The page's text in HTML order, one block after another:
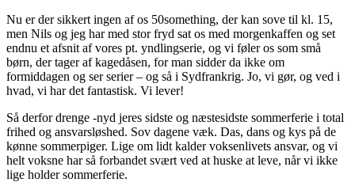
Nu er der sikkert ingen af os 50something, der kan sove til kl. 15,
men Nils og jeg har med stor fryd sat os med morgenkaffen og set
endnu et afsnit af vores pt. yndlingserie, og vi føler os som små
børn, der tager af kagedåsen, for man sidder da ikke om
formiddagen og ser serier – og så i Sydfrankrig. Jo, vi gør, og ved i
hvad, vi har det fantastisk. Vi lever!
Så derfor drenge -nyd jeres sidste og næstesidste sommerferie i total
frihed og ansvarsløshed. Sov dagene væk. Das, dans og kys på de
kønne sommerpiger. Lige om lidt kalder voksenlivets ansvar, og vi
helt voksne har så forbandet svært ved at huske at leve, når vi ikke
lige holder sommerferie.